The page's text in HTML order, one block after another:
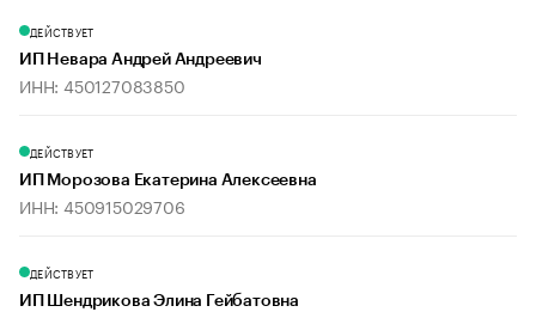
ДЕЙСТВУЕТ
ИП Невара Андрей Андреевич
ИНН: 450127083850
ДЕЙСТВУЕТ
ИП Морозова Екатерина Алексеевна
ИНН: 450915029706
ДЕЙСТВУЕТ
ИП Шендрикова Элина Гейбатовна